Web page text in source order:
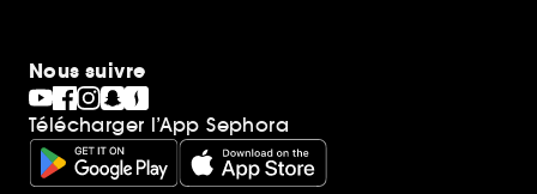
Nous suivre
Télécharger l’App Sephora